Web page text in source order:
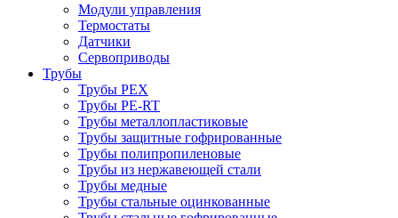
Модули управления
Термостаты
Датчики
Сервоприводы
Трубы
Трубы PEX
Трубы PE-RT
Трубы металлопластиковые
Трубы защитные гофрированные
Трубы полипропиленовые
Трубы из нержавеющей стали
Трубы медные
Трубы стальные оцинкованные